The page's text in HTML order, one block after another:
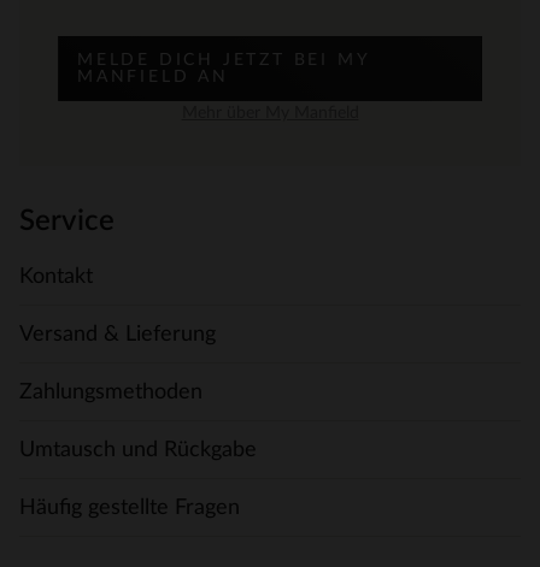
MELDE DICH JETZT BEI MY
MANFIELD AN
Service
Kontakt
Versand & Lieferung
Zahlungsmethoden
Umtausch und Rückgabe
Häufig gestellte Fragen